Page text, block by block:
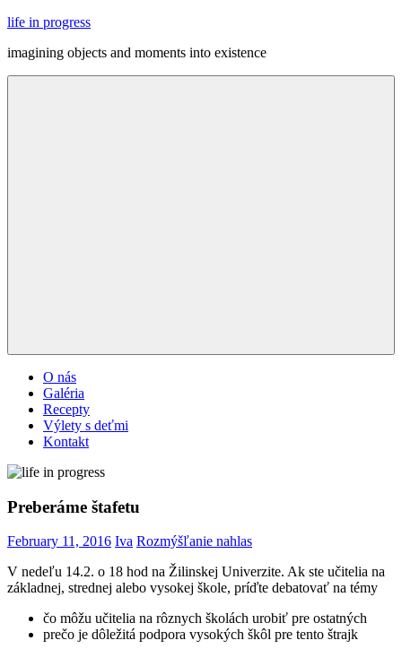
Skip
content
life in progress
imagining objects and moments into existence
O nás
Galéria
Recepty
Výlety s deťmi
Kontakt
Preberáme štafetu
February 11, 2016 Iva Rozmýšľanie nahlas
V nedeľu 14.2. o 18 hod na Žilinskej Univerzite. Ak ste učitelia na
základnej, strednej alebo vysokej škole, príďte debatovať na témy
čo môžu učitelia na rôznych školách urobiť pre ostatných
prečo je dôležitá podpora vysokých škôl pre tento štrajk